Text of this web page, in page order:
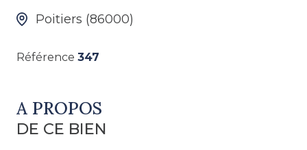
Poitiers (86000)
Référence 347
A PROPOS
DE CE BIEN